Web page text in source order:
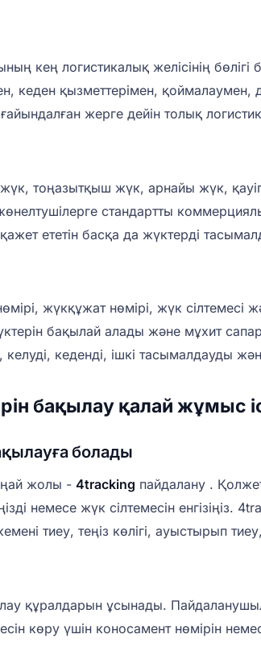
кең логистикалық желісінің бөлігі
кеден қызметтерімен, қоймалаумен,
жерге дейін толық
тоңазытқыш жүк, арнайы жүк,
стандартты
ететін басқа да жүктерді
жүкқұжат нөмірі, жүк
бақылай алады және мұхит
кеденді, ішкі тасымалдауды
бақылау қалай жұмыс
болады
жолы - 4tracking пайдалану .
немесе жүк сілтемесін
тиеу, теңіз көлігі, ауыстырып
құралдарын ұсынады.
көру үшін коносамент нөмірін